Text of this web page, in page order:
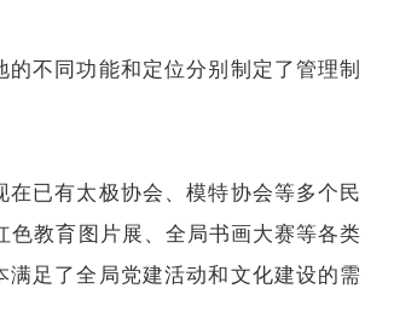
不同功能和定位分别制定了管理制
已有太极协会、模特协会等多个民
色教育图片展、全局书画大赛等各类
足了全局党建活动和文化建设的需